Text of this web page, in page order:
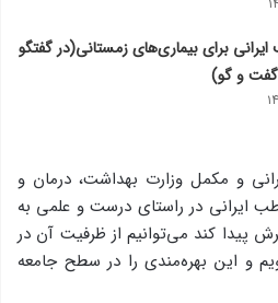
ایرانی برای بیماری‌های زمستانی(در گفتگو
گفت و گو)
و مکمل وزارت بهداشت، درمان و
ایرانی در راستای درست و علمی به
پیدا کند می‌توانیم از ظرفیت آن در
و این بهره‌مندی را در سطح جامعه